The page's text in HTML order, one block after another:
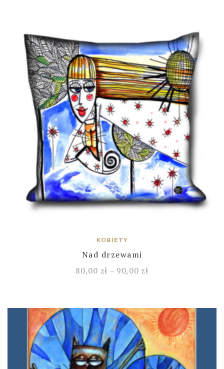
KOBIETY
Nad drzewami
80,00 zł – 90,00 zł